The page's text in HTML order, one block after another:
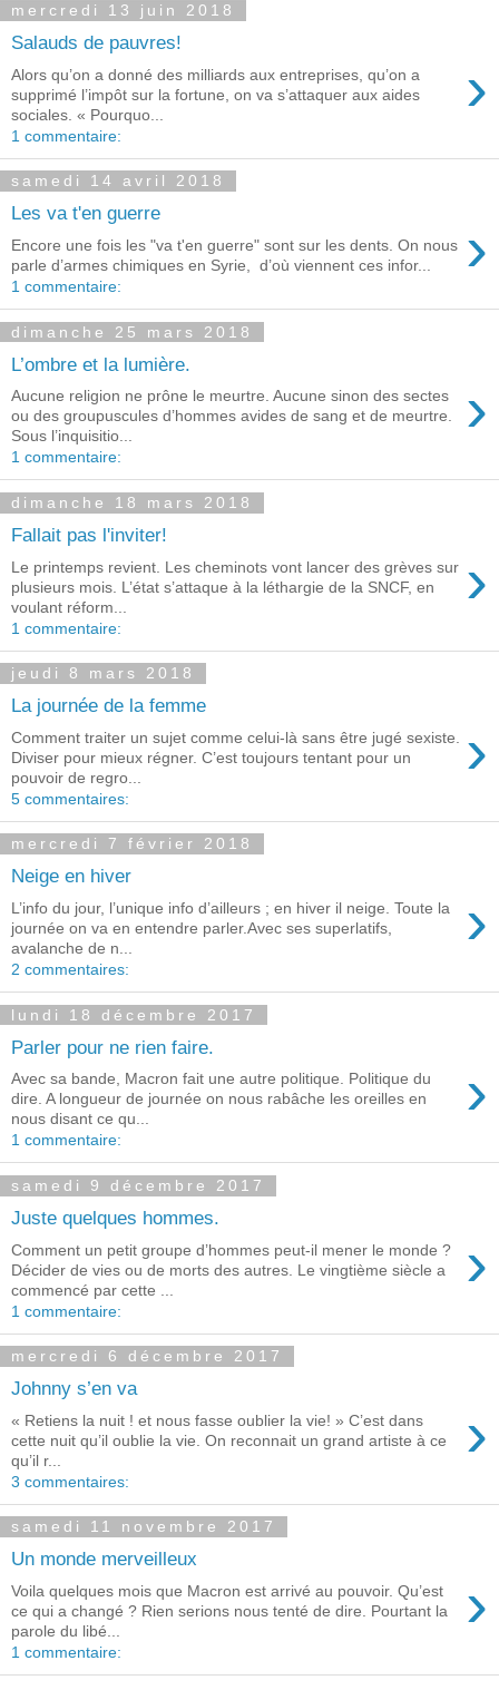
mercredi 13 juin 2018
Salauds de pauvres!
›
Alors qu’on a donné des milliards aux entreprises, qu’on a
supprimé l’impôt sur la fortune, on va s’attaquer aux aides
sociales. « Pourquo...
1 commentaire:
samedi 14 avril 2018
Les va t'en guerre ›
Encore une fois les "va t'en guerre" sont sur les dents. On nous
parle d’armes chimiques en Syrie, d’où viennent ces infor...
1 commentaire:
dimanche 25 mars 2018
L’ombre et la lumière.
›
Aucune religion ne prône le meurtre. Aucune sinon des sectes
ou des groupuscules d’hommes avides de sang et de meurtre.
Sous l’inquisitio...
1 commentaire:
dimanche 18 mars 2018
Fallait pas l'inviter!
›
Le printemps revient. Les cheminots vont lancer des grèves sur
plusieurs mois. L’état s’attaque à la léthargie de la SNCF, en
voulant réform...
1 commentaire:
jeudi 8 mars 2018
La journée de la femme
›
Comment traiter un sujet comme celui-là sans être jugé sexiste.
Diviser pour mieux régner. C’est toujours tentant pour un
pouvoir de regro...
5 commentaires:
mercredi 7 février 2018
Neige en hiver
›
L’info du jour, l’unique info d’ailleurs ; en hiver il neige. Toute la
journée on va en entendre parler.Avec ses superlatifs,
avalanche de n...
2 commentaires:
lundi 18 décembre 2017
Parler pour ne rien faire.
›
Avec sa bande, Macron fait une autre politique. Politique du
dire. A longueur de journée on nous rabâche les oreilles en
nous disant ce qu...
1 commentaire:
samedi 9 décembre 2017
Juste quelques hommes.
›
Comment un petit groupe d’hommes peut-il mener le monde ?
Décider de vies ou de morts des autres. Le vingtième siècle a
commencé par cette ...
1 commentaire:
mercredi 6 décembre 2017
Johnny s’en va
›
« Retiens la nuit ! et nous fasse oublier la vie! » C’est dans
cette nuit qu’il oublie la vie. On reconnait un grand artiste à ce
qu’il r...
3 commentaires:
samedi 11 novembre 2017
Un monde merveilleux
›
Voila quelques mois que Macron est arrivé au pouvoir. Qu’est
ce qui a changé ? Rien serions nous tenté de dire. Pourtant la
parole du libé...
1 commentaire: